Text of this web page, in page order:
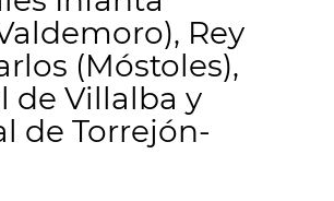
Rey
(Móstoles),
de Villalba y
de Torrejón-